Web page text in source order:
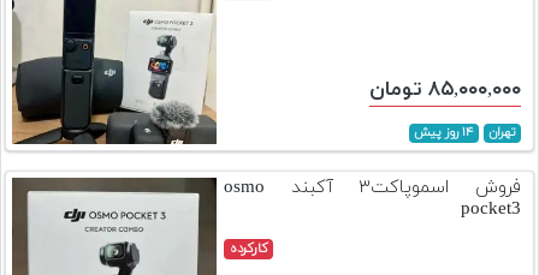
دست
دوم
لیست
قیمت
۸۵,۰۰۰,۰۰۰ تومان
تهران ۱۴ روز پیش
فروش اسموپاکت۳ آکبند osmo
pocket3
کارکرده